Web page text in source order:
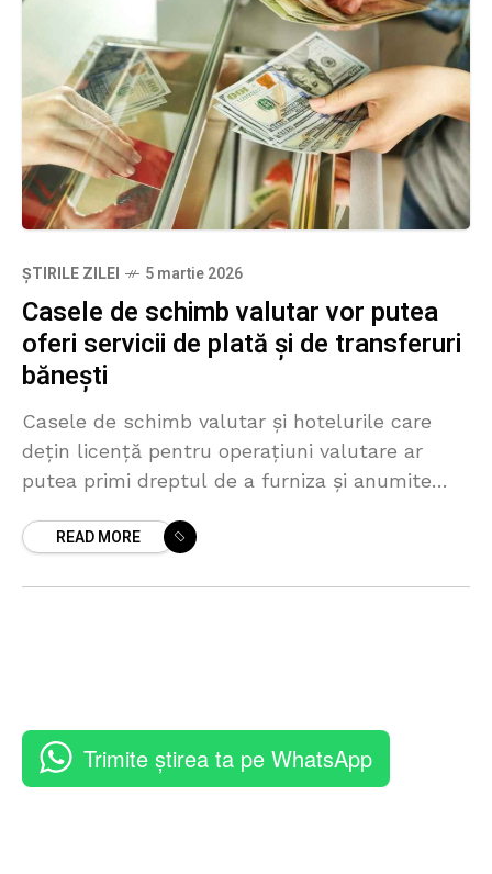
ȘTIRILE ZILEI 5 martie 2026
Casele de schimb valutar vor putea
oferi servicii de plată și de transferuri
bănești
Casele de schimb valutar și hotelurile care
dețin licență pentru operațiuni valutare ar
putea primi dreptul de a furniza și anumite
bani.READ MORE
Trimite știrea ta pe WhatsApp